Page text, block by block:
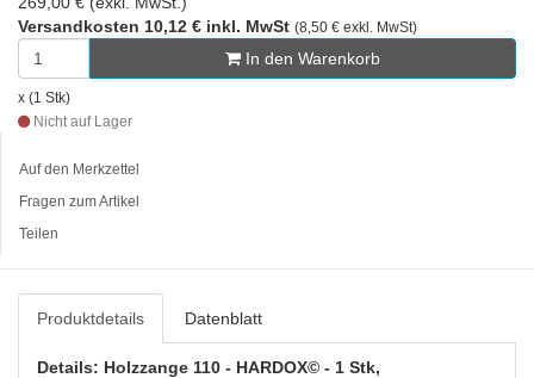
Versandkosten 10,12 € inkl. MwSt (8,50 € exkl. MwSt)
In den Warenkorb
x (1 Stk)
Nicht auf Lager
Auf den Merkzettel
Fragen zum Artikel
Teilen
Produktdetails Datenblatt
Details: Holzzange 110 - HARDOX© - 1 Stk,